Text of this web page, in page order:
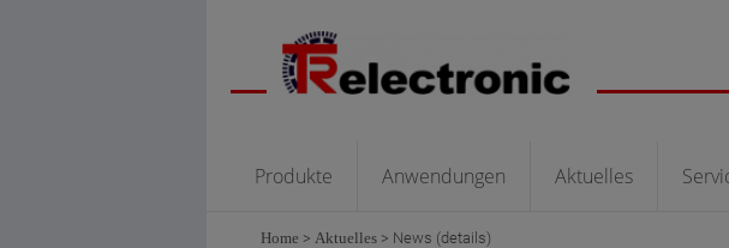
Produkte Anwendungen Aktuelles
Home > Aktuelles > News (details)